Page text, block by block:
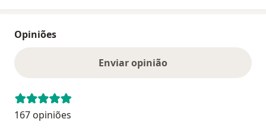
Opiniões
Enviar opinião
167 opiniões